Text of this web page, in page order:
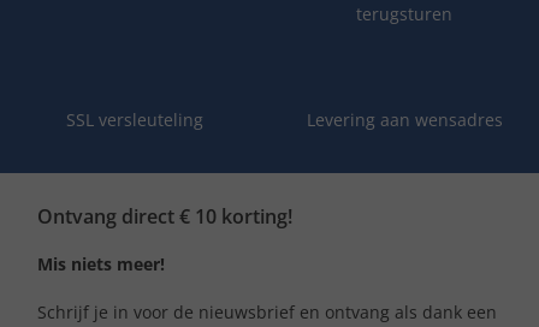
terugsturen
SSL versleuteling Levering aan wensadres
Ontvang direct € 10 korting!
Mis niets meer!
Schrijf je in voor de nieuwsbrief en ontvang als dank een